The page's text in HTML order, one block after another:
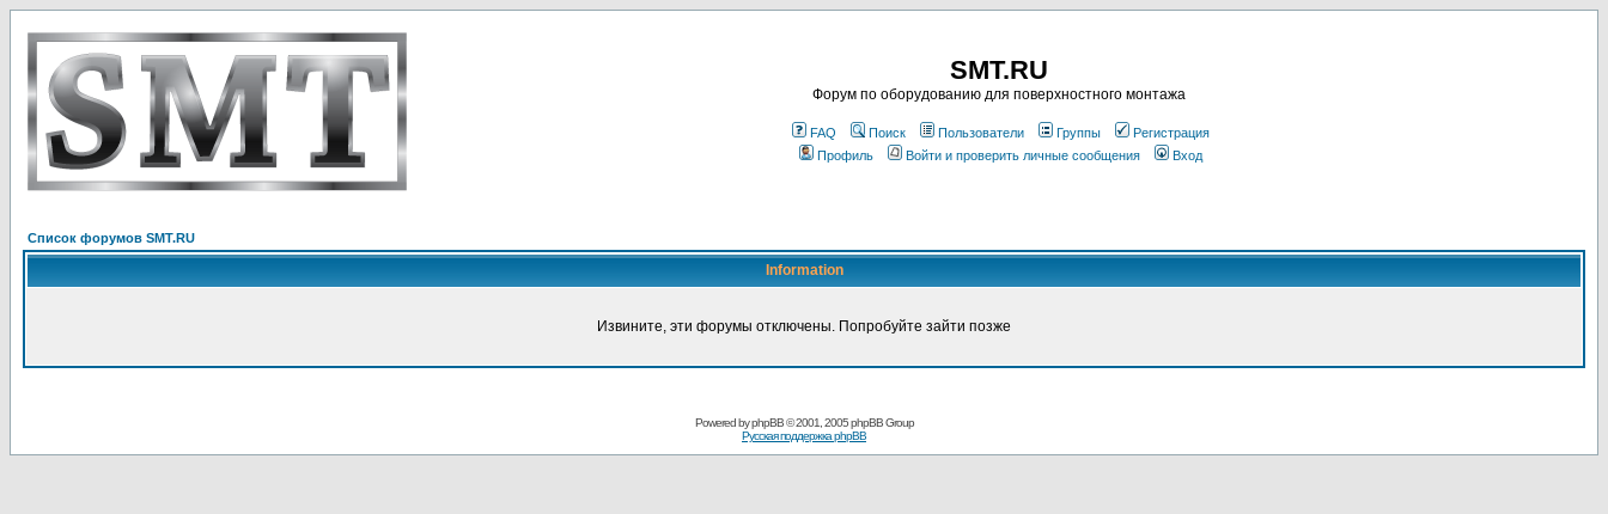
SMT.RU
Форум по оборудованию для поверхностного монтажа
FAQ Поиск Пользователи Группы
Регистрация
Профиль
Войти и проверить личные сообщения Вход
Список форумов SMT.RU
Information
Извините, эти форумы отключены. Попробуйте зайти позже
Powered byphpBB© 2001, 2005 phpBB Group
Русская поддержка phpBB